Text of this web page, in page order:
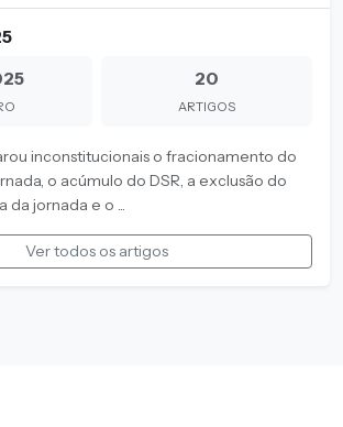
20
ARTIGOS
inconstitucionais o fracionamento do
o acúmulo do DSR, a exclusão do
jornada e o ...
Ver todos os artigos